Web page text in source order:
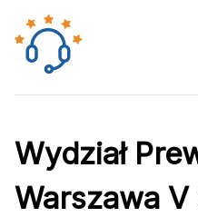
Wydział
Warszawa V